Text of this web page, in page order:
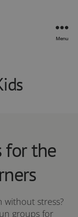
Menu
for the
without stress?
groups for